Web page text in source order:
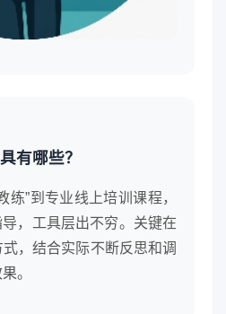
有哪些？
练”到专业线上培训课程，
，工具层出不穷。关键在
，结合实际不断反思和调
。